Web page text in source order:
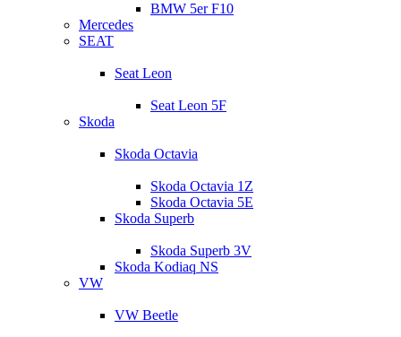
BMW 5er F10
Mercedes
SEAT
Seat Leon
Seat Leon 5F
Skoda
Skoda Octavia
Skoda Octavia 1Z
Skoda Octavia 5E
Skoda Superb
Skoda Superb 3V
Skoda Kodiaq NS
VW
VW Beetle